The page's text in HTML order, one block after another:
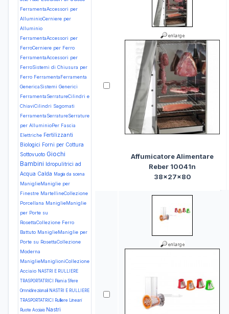
FerramentaAccessori per
AlluminioCerniere per
Alluminio
FerramentaAccessori per
FerroCerniere per Ferro
FerramentaAccessori per
FerroSistemi di Chiusura per
Ferro FerramentaFerramenta
GenericaSistemi Generici
FerramentaSerratureCilindri e
ChiaviCilindri Sagomati
FerramentaSerratureSerrature
per AlluminioPer Fascia
Elettriche Fertilizzanti
Biologici Forni per Cottura
Sottovuoto Giochi
Bambini Idropulitrici ad
Acqua Calda Magia da scena
ManiglieManiglie per
Finestre MartellineCollezione
Porcellana ManiglieManiglie
per Porte su
RosettaCollezione Ferro
Battuto ManiglieManiglie per
Porte su RosettaCollezione
Moderna
ManiglieManiglioniCollezione
Acciaio NASTRI E RULLIERE
TRASPORTATRICI Piani a Sfere
Omnidirezionali NASTRI E RULLIERE
TRASPORTATRICI Rulliere Lineari
Ruote Acciaio Nastri
Affumicatore Alimentare
Reber 10041n
38x27x80